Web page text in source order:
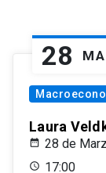
28
Laura
28 de
17:00